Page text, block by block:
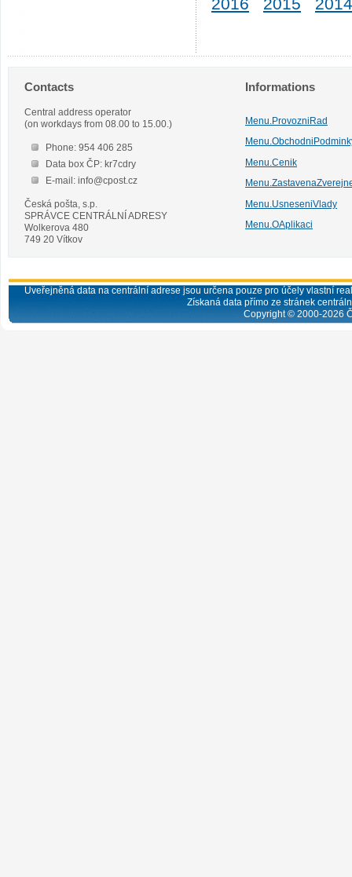
Contacts
Central address operator
(on workdays from 08.00 to 15.00.)
Phone: 954 406 285
Data box ČP: kr7cdry
E-mail: info@cpost.cz
Česká pošta, s.p.
SPRÁVCE CENTRÁLNÍ ADRESY
Wolkerova 480
749 20 Vítkov
Informations
Menu.ProvozniRad
Menu.Cenik
Menu.UsneseniVlady
Menu.OAplikaci
Uveřejněná data na centrální adrese jsou určena pouze pro účely vlastní
Získaná data přímo ze stránek
Copyright © 2000-2026